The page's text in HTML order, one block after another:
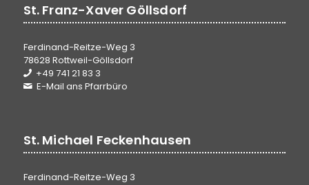
St. Franz-Xaver Göllsdorf
Ferdinand-Reitze-Weg 3
78628 Rottweil-Göllsdorf
+49 741 21 83 3
E-Mail ans Pfarrbüro
St. Michael Feckenhausen
Ferdinand-Reitze-Weg 3